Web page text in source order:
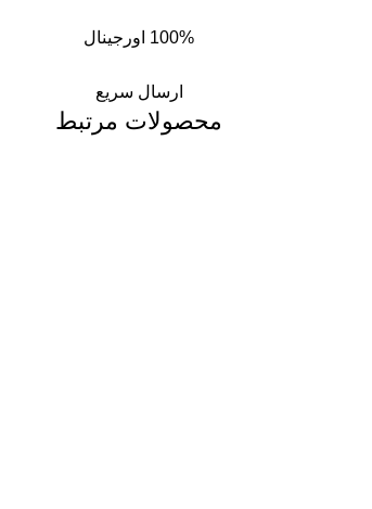
100% اورجینال
ارسال سریع
محصولات مرتبط